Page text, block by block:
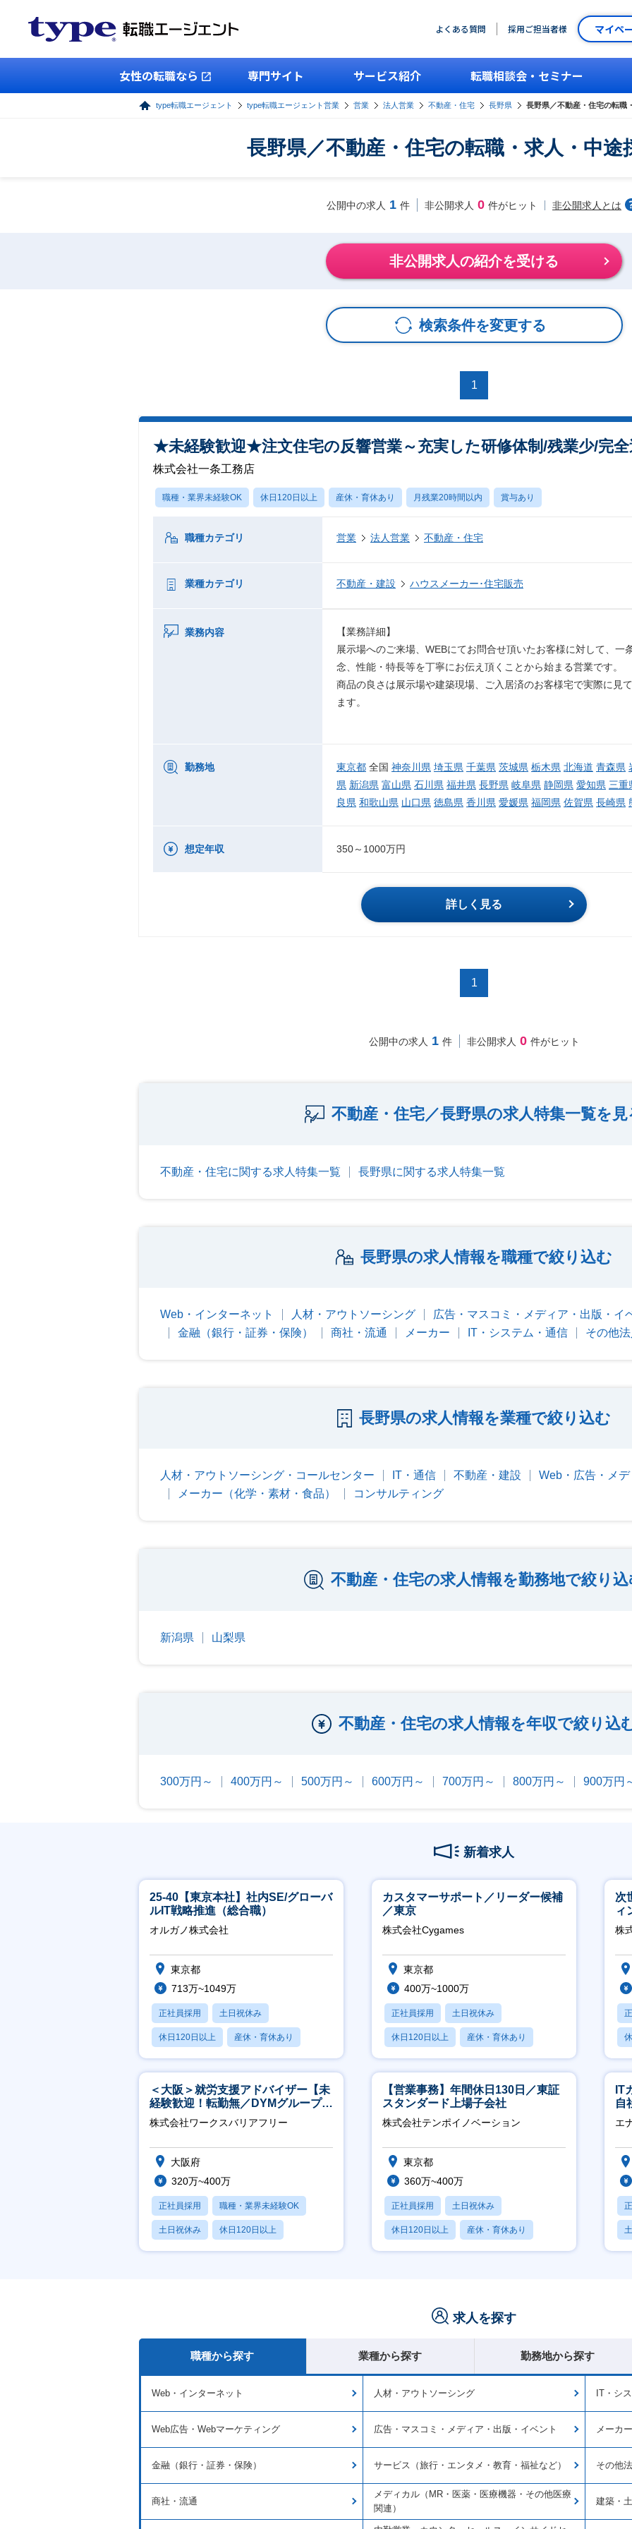
よくある質問 採用ご担当者様 マイペ
女性の転職なら 専門サイト サービス紹介 転職相談会・セミナー
type転職エージェント type転職エージェント営業 営業 法人営業 不動産・住宅 長野県 長野県／不動産・住宅の転職
長野県／不動産・住宅の転職・求人・中途
公開中の求人 1 件 非公開求人 0 件がヒット 非公開求人とは
非公開求人の紹介を受ける
検索条件を変更する
1
★未経験歓迎★注文住宅の反響営業～充実した研修体制/残業少/完全
株式会社一条工務店
職種・業界未経験OK 休日120日以上 産休・育休あり 月残業20時間以内 賞与あり
職種カテゴリ 営業 法人営業 不動産・住宅
業種カテゴリ 不動産・建設 ハウスメーカー･住宅販売
業務内容
【業務詳細】
展示場へのご来場、WEBにてお問合せ頂いたお客様に対して、一
念、性能・特長等を丁寧にお伝え頂くことから始まる営業です。
商品の良さは展示場や建築現場、ご入居済のお客様宅で実際に見
ます。
勤務地 東京都 全国 神奈川県 埼玉県 千葉県 茨城県 栃木県 北海道 青森県
県 新潟県 富山県 石川県 福井県 長野県 岐阜県 静岡県 愛知県 三重
良県 和歌山県 山口県 徳島県 香川県 愛媛県 福岡県 佐賀県 長崎県
想定年収 350～1000万円
詳しく見る
1
公開中の求人 1 件 非公開求人 0 件がヒット
不動産・住宅／長野県の求人特集一覧を見
不動産・住宅に関する求人特集一覧 長野県に関する求人特集一覧
長野県の求人情報を職種で絞り込む
Web・インターネット 人材・アウトソーシング
広告・マスコミ・メディア・出版・イ
金融（銀行・証券・保険）
商社・流通 メーカー IT・システム・通信 その他
長野県の求人情報を業種で絞り込む
人材・アウトソーシング・コールセンター IT・通信 不動産・建設
Web・広告・メ
メーカー（化学・素材・食品）
コンサルティング
不動産・住宅の求人情報を勤務地で絞り込
新潟県 山梨県
不動産・住宅の求人情報を年収で絞り込
300万円～ 400万円～ 500万円～ 600万円～ 700万円～ 800万円～ 900万円
新着求人
25-40【東京本社】社内SE/グローバ
ルIT戦略推進（総合職）
オルガノ株式会社
東京都
713万~1049万
正社員採用 土日祝休み
休日120日以上 産休・育休あり
月残業20時間以内
カスタマーサポート／リーダー候補
／東京
株式会社Cygames
東京都
400万~1000万
正社員採用 土日祝休み
休日120日以上 産休・育休あり
月残業20時間以内
次
ィ
株
＜大阪＞就労支援アドバイザー【未
経験歓迎！転勤無／DYMグループ／
ホスピタリティ高い方歓迎／土日
祝】
株式会社ワークスバリアフリー
大阪府
320万~400万
正社員採用 職種・業界未経験OK
土日祝休み 休日120日以上
産休・育休あり
【営業事務】年間休日130日／東証
スタンダード上場子会社
株式会社テンポイノベーション
東京都
360万~400万
正社員採用 土日祝休み
休日120日以上 産休・育休あり
賞与あり
IT
自
エ
求人を探す
職種から探す 業種から探す 勤務地から探す
Web・インターネット 人材・アウトソーシング IT・シ
Web広告・Webマーケティング 広告・マスコミ・メディア・出版・イベント メーカー
金融（銀行・証券・保険） サービス（旅行・エンタメ・教育・福祉など） その他
商社・流通
メディカル（MR・医薬・医療機器・その他医療
関連）
建築・